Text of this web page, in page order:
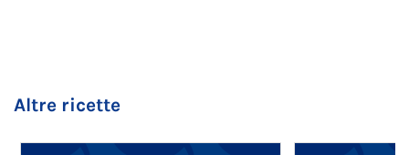
Altre ricette